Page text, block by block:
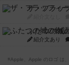
ザ・フラッ
ふたつの城
紹介文あり
※Apple、Apple のロゴ は